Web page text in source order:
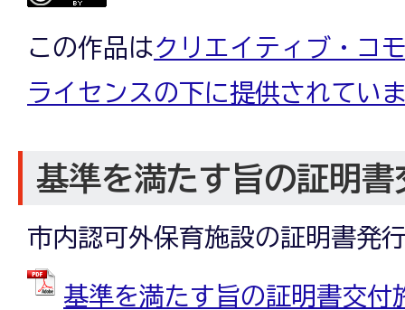
この作品はクリエイティブ・コ
ライセンスの下に提供されてい
基準を満たす旨の証明書
市内認可外保育施設の証明書発
基準を満たす旨の証明書交付